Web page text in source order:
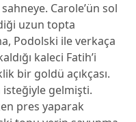
Carole’ün sol
uzun topta
Podolski ile verkaça
kaleci Fatih’i
bir goldü açıkçası.
isteğiyle gelmişti.
pres yaparak